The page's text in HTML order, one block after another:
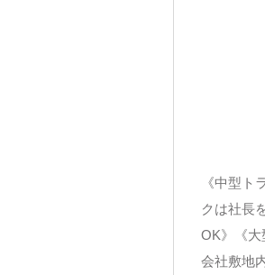
《中型
クは社長
OK》《大
会社敷地